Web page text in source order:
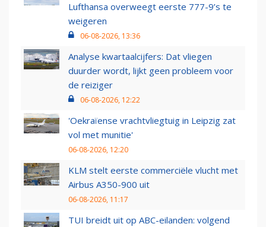
Lufthansa overweegt eerste 777-9’s te
weigeren
06-08-2026, 13:36
Analyse kwartaalcijfers: Dat vliegen
duurder wordt, lijkt geen probleem voor
de reiziger
06-08-2026, 12:22
'Oekraïense vrachtvliegtuig in Leipzig zat
vol met munitie'
06-08-2026, 12:20
KLM stelt eerste commerciële vlucht met
Airbus A350-900 uit
06-08-2026, 11:17
TUI breidt uit op ABC-eilanden: volgend